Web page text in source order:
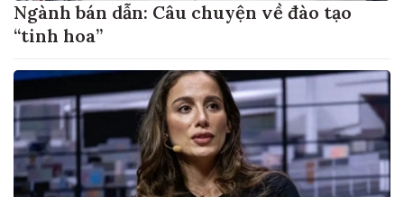
Ngành bán dẫn: Câu chuyện về đào tạo
“tinh hoa”